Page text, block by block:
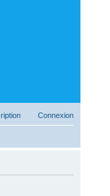
Connexion